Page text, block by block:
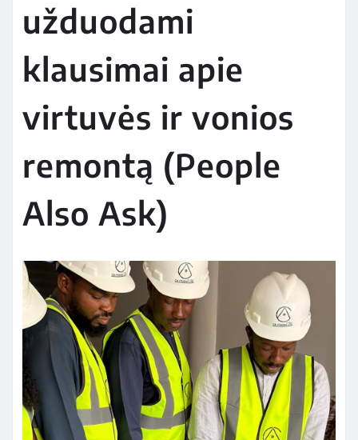
užduodami
klausimai apie
virtuvės ir vonios
remontą (People
Also Ask)